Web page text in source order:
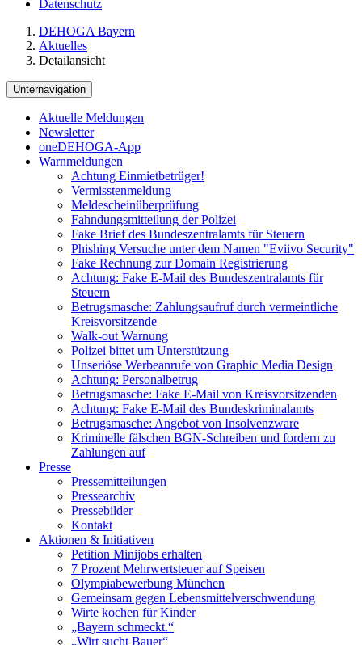
Datenschutz
DEHOGA Bayern
Aktuelles
Detailansicht
Unternavigation
Aktuelle Meldungen
Newsletter
oneDEHOGA-App
Warnmeldungen
Achtung Einmietbetrüger!
Vermisstenmeldung
Meldescheinüberprüfung
Fahndungsmitteilung der Polizei
Fake Brief des Bundeszentralamts für Steuern
Phishing Versuche unter dem Namen "Eviivo Security"
Fake Rechnung zur Domain Registrierung
Achtung: Fake E-Mail des Bundeszentralamts für
Steuern
Betrugsmasche: Zahlungsaufruf durch vermeintliche
Kreisvorsitzende
Walk-out Warnung
Polizei bittet um Unterstützung
Unseriöse Werbeanrufe von Graphic Media Design
Achtung: Personalbetrug
Betrugsmasche: Fake E-Mail von Kreisvorsitzenden
Achtung: Fake E-Mail des Bundeskriminalamts
Betrugsmasche: Angebot von Insolvenzware
Kriminelle fälschen BGN-Schreiben und fordern zu
Zahlungen auf
Presse
Pressemitteilungen
Pressearchiv
Pressebilder
Kontakt
Aktionen & Initiativen
Petition Minijobs erhalten
7 Prozent Mehrwertsteuer auf Speisen
Olympiabewerbung München
Gemeinsam gegen Lebensmittelverschwendung
Wirte kochen für Kinder
„Bayern schmeckt.“
„Wirt sucht Bauer“